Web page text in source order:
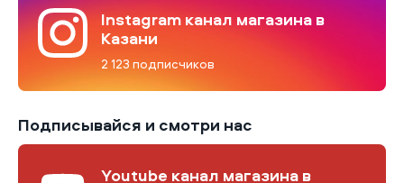
Instagram канал магазина в
Казани
2 123 подписчиков
Подписывайся и смотри нас
Youtube канал магазина в